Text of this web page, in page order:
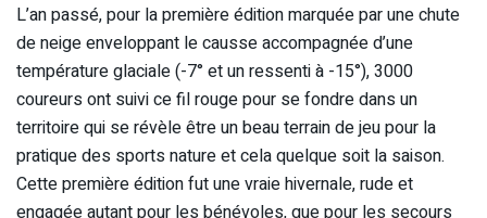
L’an passé, pour la première édition marquée par une chute
de neige enveloppant le causse accompagnée d’une
température glaciale (-7° et un ressenti à -15°), 3000
coureurs ont suivi ce fil rouge pour se fondre dans un
territoire qui se révèle être un beau terrain de jeu pour la
pratique des sports nature et cela quelque soit la saison.
Cette première édition fut une vraie hivernale, rude et
engagée autant pour les bénévoles, que pour les secours